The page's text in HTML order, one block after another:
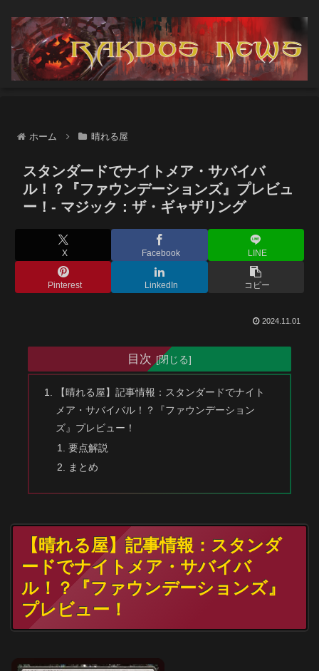
ホーム 晴れる屋
スタンダードでナイトメア・サバイバ
ル！？『ファウンデーションズ』プレビュ
ー！- マジック：ザ・ギャザリング
X Facebook LINE
Pinterest LinkedIn コピー
2024.11.01
目次
【晴れる屋】記事情報：スタンダードでナイト
メア・サバイバル！？『ファウンデーション
ズ』プレビュー！
要点解説
まとめ
【晴れる屋】記事情報：スタンダ
ードでナイトメア・サバイバ
ル！？『ファウンデーションズ』
プレビュー！